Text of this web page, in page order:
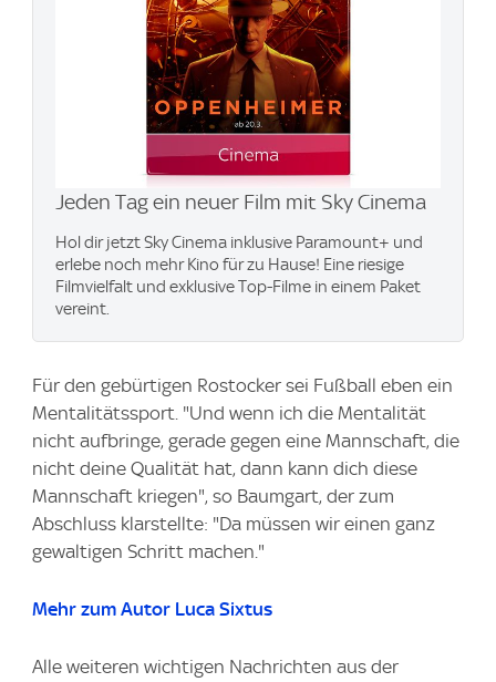
Jeden Tag ein neuer Film mit Sky Cinema
Hol dir jetzt Sky Cinema inklusive Paramount+ und
erlebe noch mehr Kino für zu Hause! Eine riesige
Filmvielfalt und exklusive Top-Filme in einem Paket
vereint.
Für den gebürtigen Rostocker sei Fußball eben ein
Mentalitätssport. "Und wenn ich die Mentalität
nicht aufbringe, gerade gegen eine Mannschaft, die
nicht deine Qualität hat, dann kann dich diese
Mannschaft kriegen", so Baumgart, der zum
Abschluss klarstellte: "Da müssen wir einen ganz
gewaltigen Schritt machen."
Mehr zum Autor Luca Sixtus
Alle weiteren wichtigen Nachrichten aus der